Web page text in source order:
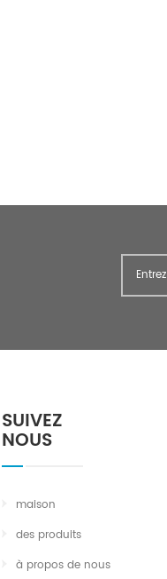
SUIVEZ
NOUS
maison
des produits
à propos de nous